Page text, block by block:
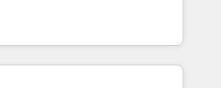
with tailored AI services. 🧩
HubSpot with custom
plus de 115 experts en
Growth, Revops, CRM et
an integrator. With over 115